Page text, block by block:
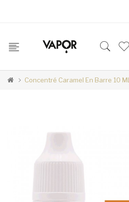
Concentré Caramel En Barre 10 ML